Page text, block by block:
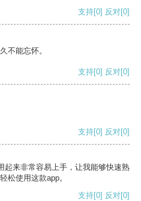
支持[0] 反对[0]
不能忘怀。
支持[0] 反对[0]
支持[0] 反对[0]
起来非常容易上手，让我能够快速熟
松使用这款app。
支持[0] 反对[0]